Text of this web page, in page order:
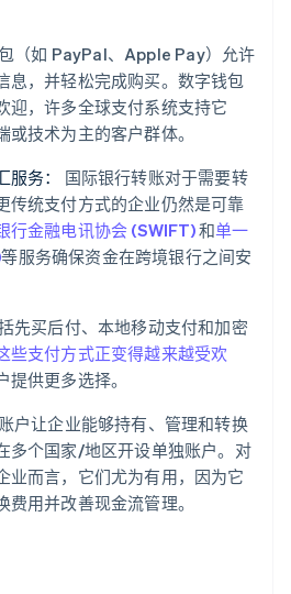
（如 PayPal、Apple Pay）允许
息，并轻松完成购买。数字钱包
迎，许多全球支付系统支持它
技术为主的客户群体。
务：
国际银行转账对于需要转
传统支付方式的企业仍然是可靠
行金融电讯协会 (SWIFT)和单一
等服务确保资金在跨境银行之间安
先买后付、本地移动支付和加密
些支付方式正变得越来越受欢
提供更多选择。
户让企业能够持有、管理和转换
多个国家/地区开设单独账户。对
业而言，它们尤为有用，因为它
用并改善现金流管理。